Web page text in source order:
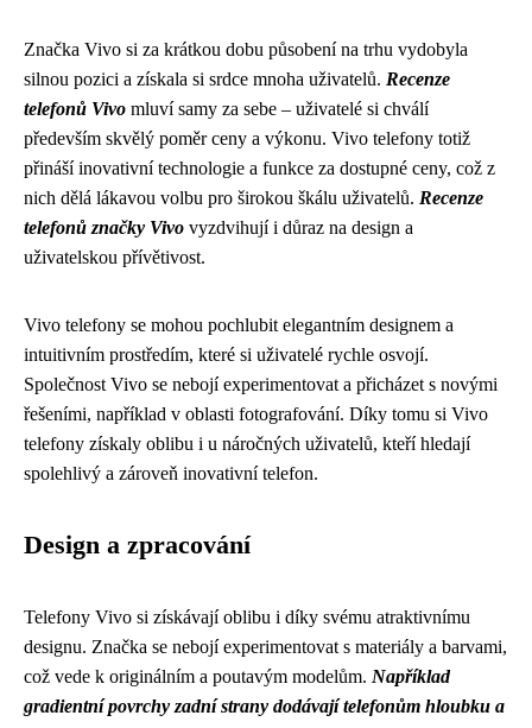
Značka Vivo si za krátkou dobu působení na trhu vydobyla
silnou pozici a získala si srdce mnoha uživatelů. Recenze
telefonů Vivo mluví samy za sebe – uživatelé si chválí
především skvělý poměr ceny a výkonu. Vivo telefony totiž
přináší inovativní technologie a funkce za dostupné ceny, což z
nich dělá lákavou volbu pro širokou škálu uživatelů. Recenze
telefonů značky Vivo vyzdvihují i důraz na design a
uživatelskou přívětivost.
Vivo telefony se mohou pochlubit elegantním designem a
intuitivním prostředím, které si uživatelé rychle osvojí.
Společnost Vivo se nebojí experimentovat a přicházet s novými
řešeními, například v oblasti fotografování. Díky tomu si Vivo
telefony získaly oblibu i u náročných uživatelů, kteří hledají
spolehlivý a zároveň inovativní telefon.
Design a zpracování
Telefony Vivo si získávají oblibu i díky svému atraktivnímu
designu. Značka se nebojí experimentovat s materiály a barvami,
což vede k originálním a poutavým modelům. Například
gradientní povrchy zadní strany dodávají telefonům hloubku a